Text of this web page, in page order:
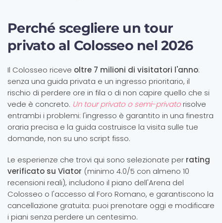
Perché scegliere un tour
privato al Colosseo nel 2026
Il Colosseo riceve oltre 7 milioni di visitatori l'anno:
senza una guida privata e un ingresso prioritario, il
rischio di perdere ore in fila o di non capire quello che si
vede è concreto. Un tour privato o semi-privatorisolve
entrambi i problemi: l'ingresso è garantito in una finestra
oraria precisa e la guida costruisce la visita sulle tue
domande, non su uno script fisso.
Le esperienze che trovi qui sono selezionate per rating
verificato su Viator (minimo 4.0/5 con almeno 10
recensioni reali), includono il piano dell'Arena del
Colosseo o l'accesso al Foro Romano, e garantiscono la
cancellazione gratuita: puoi prenotare oggi e modificare
i piani senza perdere un centesimo.